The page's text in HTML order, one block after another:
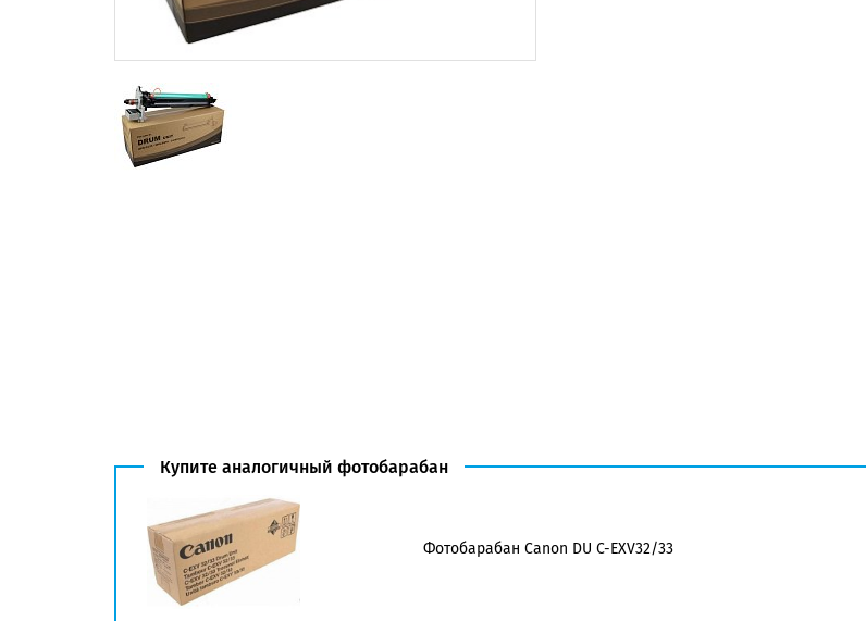
Купите аналогичный фотобарабан
Фотобарабан Canon DU C-EXV32/33